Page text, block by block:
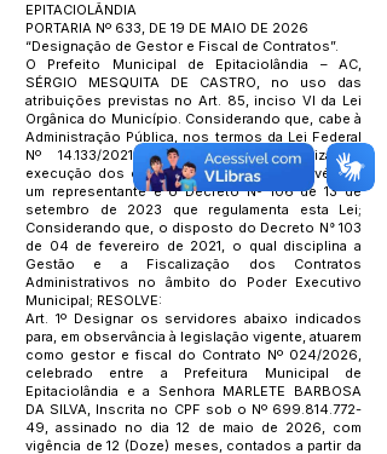
EPITACIOLÂNDIA
PORTARIA Nº 633, DE 19 DE MAIO DE 2026
“Designação de Gestor e Fiscal de Contratos”.
O Prefeito Municipal de Epitaciolândia – AC,
SÉRGIO MESQUITA DE CASTRO, no uso das
atribuições previstas no Art. 85, inciso VI da Lei
Orgânica do Município. Considerando que, cabe à
Administração Pública, nos termos da Lei Federal
Nº 14.133/2021, acompanhar e fiscalizar a
execução dos contratos celebrados, através de
um representante e o Decreto Nº 106 de 13 de
setembro de 2023 que regulamenta esta Lei;
Considerando que, o disposto do Decreto N° 103
de 04 de fevereiro de 2021, o qual disciplina a
Gestão e a Fiscalização dos Contratos
Administrativos no âmbito do Poder Executivo
Municipal; RESOLVE:
Art. 1º Designar os servidores abaixo indicados
para, em observância à legislação vigente, atuarem
como gestor e fiscal do Contrato Nº 024/2026,
celebrado entre a Prefeitura Municipal de
Epitaciolândia e a Senhora MARLETE BARBOSA
DA SILVA, Inscrita no CPF sob o Nº 699.814.772-
49, assinado no dia 12 de maio de 2026, com
vigência de 12 (Doze) meses, contados a partir da